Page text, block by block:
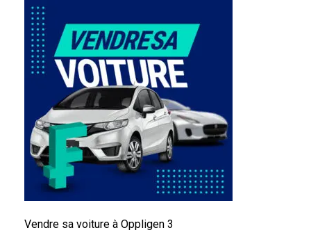
Vendre sa voiture à Oppligen 3